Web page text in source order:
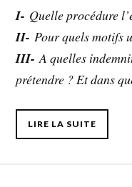
I- Quelle procédure
II-Pour quels motifs
III-A quelles
prétendre ? Et dans
LIRE LA SUITE